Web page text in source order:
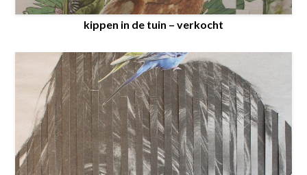
kippen in de tuin – verkocht